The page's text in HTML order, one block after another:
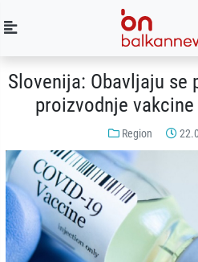
Slovenija: Obavljaju se
proizvodnje vakcine
Region